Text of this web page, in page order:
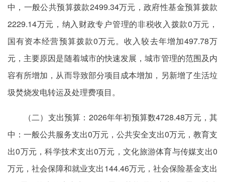
中，一般公共预算拨款2499.34万元，政府性基金预算拨款
2229.14万元，纳入财政专户管理的非税收入拨款0万元，
国有资本经营预算拨款0万元。收入较去年增加497.78万
元，主要原因是随着城市的快速发展，城市管理的范围及内
容有所增加，从而导致部分项目成本增加，另新增了生活垃
圾焚烧发电转运及处理费项目。
（二）支出预算：2026年年初预算数4728.48万元，其
中：一般公共服务支出0万元，公共安全支出0万元，教育支
出0万元，科学技术支出0万元，文化旅游体育与传媒支出0
万元，社会保障和就业支出144.46万元，社会保险基金支出